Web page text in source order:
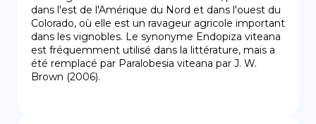
dans l'est de l'Amérique du Nord et dans l'ouest du
Colorado, où elle est un ravageur agricole important
dans les vignobles. Le synonyme Endopiza viteana
est fréquemment utilisé dans la littérature, mais a
été remplacé par Paralobesia viteana par J. W.
Brown (2006).